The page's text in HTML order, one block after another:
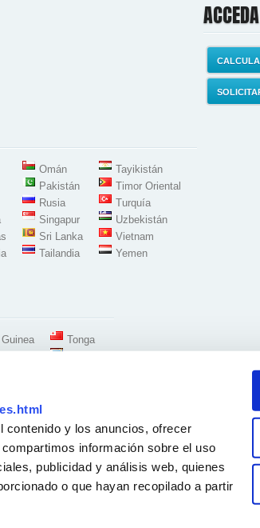
contenido y los anuncios, ofrecer
información sobre el uso
publicidad y análisis web, quienes
o que hayan recopilado a partir
ACCEDA
Omán
Pakistán
Rusia
Singapur
Sri Lanka
Tailandia
Tayikistán
Timor Oriental
Turquía
Uzbekistán
Vietnam
Yemen
Tonga
Madrid Carabanchel-Oporto
Calle Alejandro Morán 14 Local
Madrid - España